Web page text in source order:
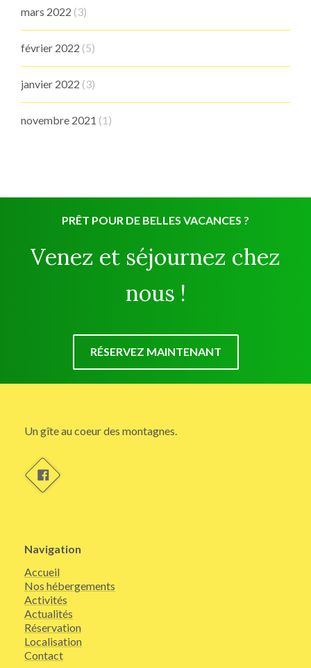
mars 2022 (3)
février 2022 (5)
janvier 2022 (3)
novembre 2021 (1)
PRÊT POUR DE BELLES VACANCES ?
Venez et séjournez chez
nous !
RÉSERVEZ MAINTENANT
Un gîte au coeur des montagnes.
Navigation
Accueil
Nos hébergements
Activités
Actualités
Réservation
Localisation
Contact